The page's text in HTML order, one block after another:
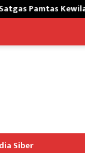
RI-PNG yonif
Siber